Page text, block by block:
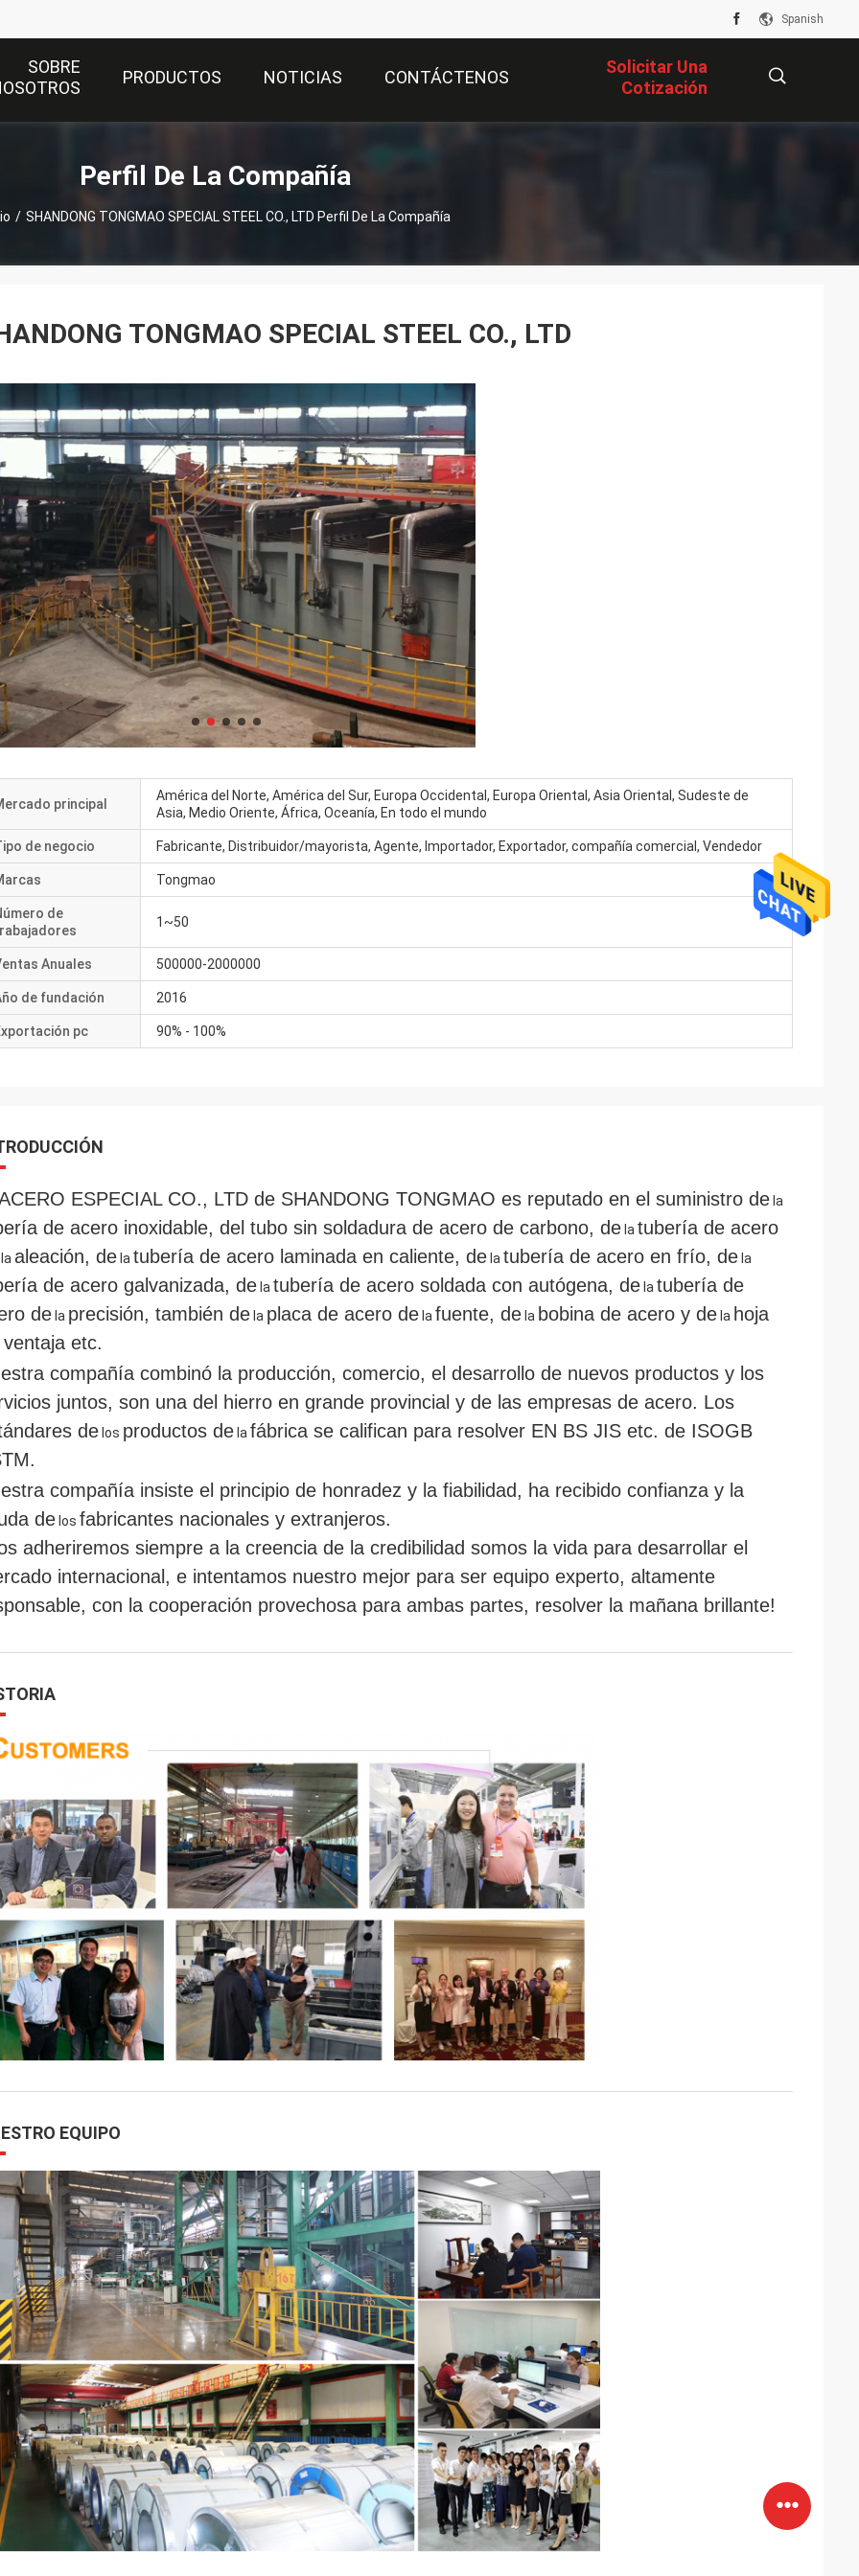
Spanish
SOBRE
PRODUCTOS NOTICIAS CONTÁCTENOS
Solicitar Una
Cotización
Perfil De La Compañía
/ SHANDONG TONGMAO SPECIAL STEEL CO., LTD Perfil De La Compañía
TONGMAO SPECIAL STEEL CO., LTD
principal
América del Norte, América del Sur, Europa Occidental, Europa Oriental, Asia Oriental, Sudeste de
Asia, Medio Oriente, África, Oceanía, En todo el mundo
de negocio Fabricante, Distribuidor/mayorista, Agente, Importador, Exportador, compañía comercial, Vendedor
Tongmao
de
1~50
Anuales 500000-2000000
de fundación 2016
pc 90% - 100%
ESPECIAL CO., LTD de SHANDONG TONGMAO es reputado en el suministro de la
de acero inoxidable, del tubo sin soldadura de acero de carbono, de la tubería de acero
aleación, de la tubería de acero laminada en caliente, de la tubería de acero en frío, de la
de acero galvanizada, de la tubería de acero soldada con autógena, de la tubería de
de la precisión, también de la placa de acero de la fuente, de la bobina de acero y de la hoja
etc.
compañía combinó la producción, comercio, el desarrollo de nuevos productos y los
juntos, son una del hierro en grande provincial y de las empresas de acero. Los
de los productos de la fábrica se califican para resolver EN BS JIS etc. de ISOGB
compañía insiste el principio de honradez y la fiabilidad, ha recibido confianza y la
de los fabricantes nacionales y extranjeros.
adheriremos siempre a la creencia de la credibilidad somos la vida para desarrollar el
internacional, e intentamos nuestro mejor para ser equipo experto, altamente
con la cooperación provechosa para ambas partes, resolver la mañana brillante!
EQUIPO